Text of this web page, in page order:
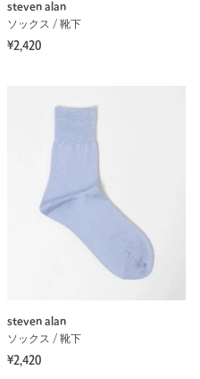
steven alan
ソックス / 靴下
¥2,420
steven alan
ソックス / 靴下
¥2,420